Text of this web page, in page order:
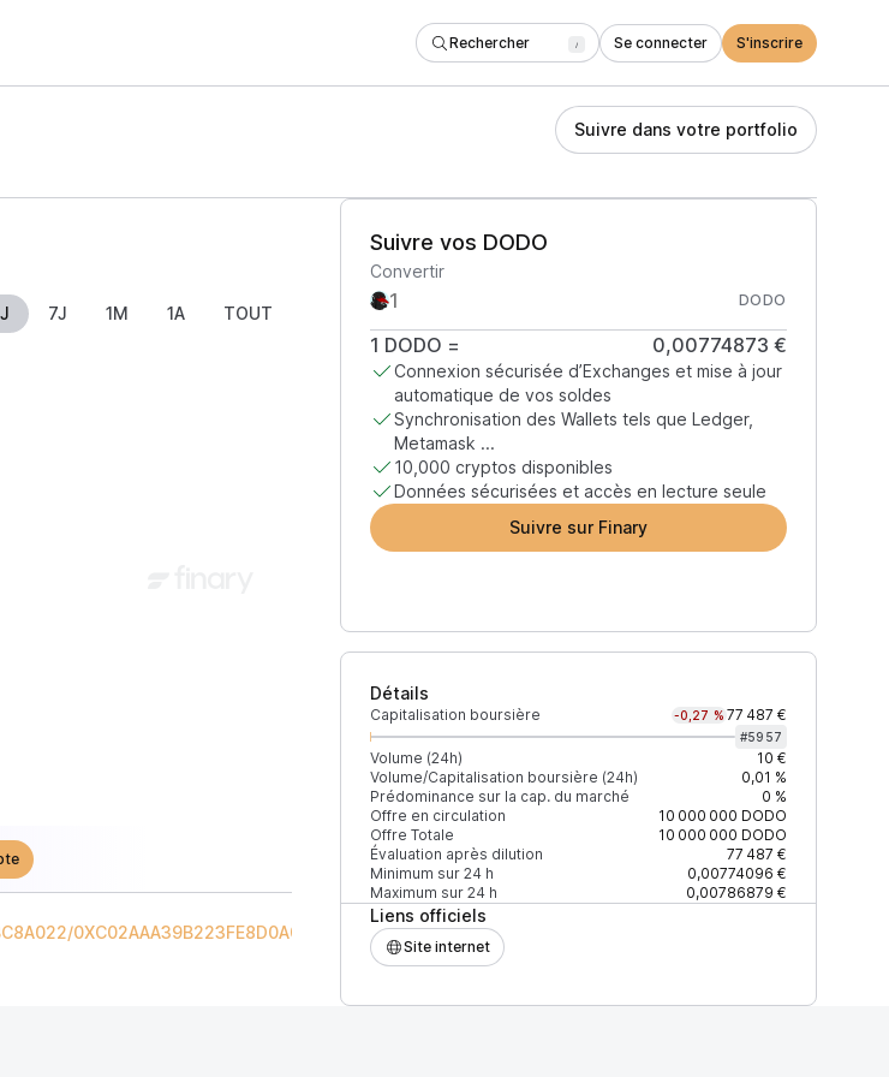
Rechercher / Se connecter S'inscrire
Suivre dans votre portfolio
7J 1M 1A TOUT
Suivre vos DODO
Convertir
DODO
1 DODO = 0,00774873 €
Connexion sécurisée d’Exchanges et mise à jour
automatique de vos soldes
Synchronisation des Wallets tels que Ledger,
Metamask ...
10,000 cryptos disponibles
Données sécurisées et accès en lecture seule
Suivre sur Finary
Détails
Capitalisation boursière -0,27 % 77 487 €
#5957
Volume (24h)
10 €
Volume/Capitalisation boursière (24h)
0,01 %
Prédominance sur la cap. du marché
0 %
Offre en circulation
10 000 000 DODO
Offre Totale
10 000 000 DODO
Évaluation après dilution
77 487 €
Minimum sur 24 h
0,00774096 €
Maximum sur 24 h
0,00786879 €
Liens officiels
Site internet
+2% depth
/0XC02AAA39B223FE8D0A0E5C4F27EAD9083C756CC2